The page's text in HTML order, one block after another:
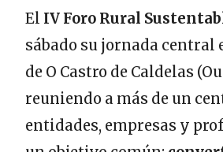
El IV Foro Rural
sábado su jornada central
de O Castro de Caldelas
reuniendo a más de un
entidades, empresas y